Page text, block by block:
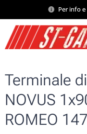
Per info
Terminale
NOVUS
ROMEO